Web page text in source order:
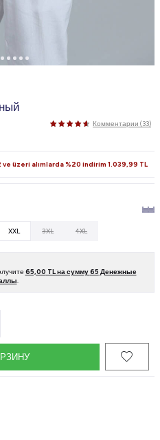
Комментарии (33)
üzeri alımlarda %20 indirim 1.039,99 TL
XXL 3XL 4XL
65,00 TL на сумму65 Денежные